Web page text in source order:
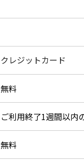
クレジットカード
無料
ご利用終了1週間以内
無料